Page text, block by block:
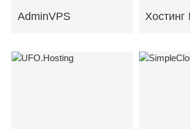
AdminVPS Хостинг